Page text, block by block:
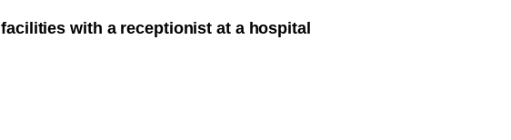
facilities with a receptionist at a hospital